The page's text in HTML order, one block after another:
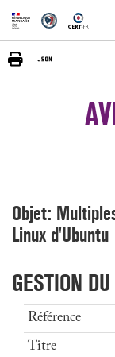
Objet:
Linux d'Ubuntu
GESTION
Référence
Titre